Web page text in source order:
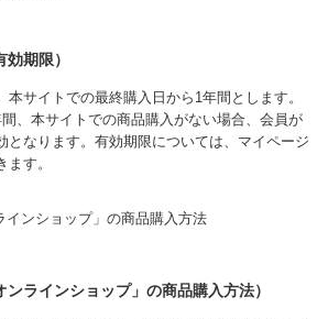
期限）
サイトでの最終購入日から1年間とします。
、本サイトでの商品購入がない場合、会員が
となります。有効期限については、マイページ
す。
インショップ」の商品購入方法
ラインショップ」の商品購入方法）